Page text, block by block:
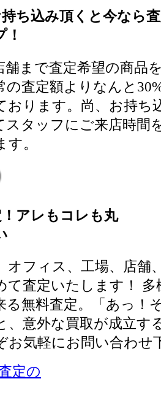
舗まで査定希望の商品
の査定額よりなんと
おります。尚、お持ち
スタッフにご来店時間
。
オフィス、工場、店舗
て査定いたします！ 多
る無料査定。「あっ！
、意外な買取が成立す
お気軽にお問い合わせ